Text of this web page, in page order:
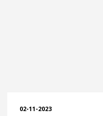
02-11-2023